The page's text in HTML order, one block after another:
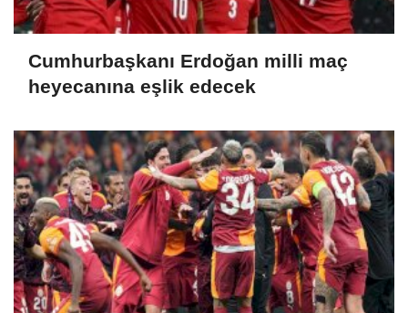
Cumhurbaşkanı Erdoğan milli maç
heyecanına eşlik edecek